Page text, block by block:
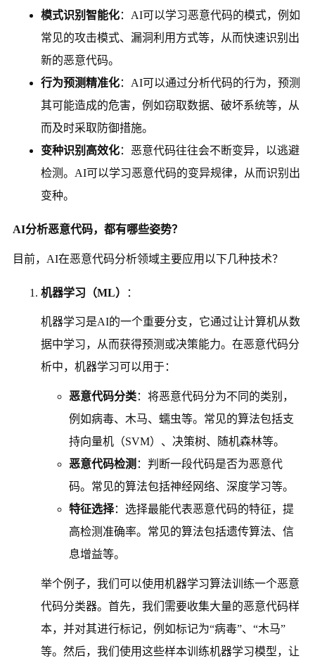
模式识别智能化：AI可以学习恶意代码的模式，例如
常见的攻击模式、漏洞利用方式等，从而快速识别出
新的恶意代码。
行为预测精准化：AI可以通过分析代码的行为，预测
其可能造成的危害，例如窃取数据、破坏系统等，从
而及时采取防御措施。
变种识别高效化：恶意代码往往会不断变异，以逃避
检测。AI可以学习恶意代码的变异规律，从而识别出
变种。
AI分析恶意代码，都有哪些姿势？
目前，AI在恶意代码分析领域主要应用以下几种技术？
机器学习（ML） ：
机器学习是AI的一个重要分支，它通过让计算机从数
据中学习，从而获得预测或决策能力。在恶意代码分
析中，机器学习可以用于：
恶意代码分类：将恶意代码分为不同的类别，
例如病毒、木马、蠕虫等。常见的算法包括支
持向量机（SVM）、决策树、随机森林等。
恶意代码检测 ：判断一段代码是否为恶意代
码。常见的算法包括神经网络、深度学习等。
特征选择：选择最能代表恶意代码的特征，提
高检测准确率。常见的算法包括遗传算法、信
息增益等。
举个例子，我们可以使用机器学习算法训练一个恶意
代码分类器。首先，我们需要收集大量的恶意代码样
本，并对其进行标记，例如标记为“病毒”、“木马”
等。然后，我们使用这些样本训练机器学习模型，让